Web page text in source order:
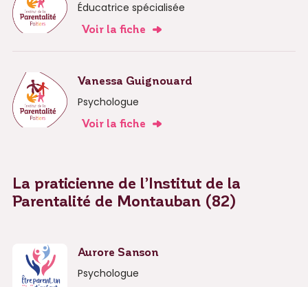
Éducatrice spécialisée
Voir la fiche
Vanessa Guignouard
Psychologue
Voir la fiche
La praticienne de l’Institut de la
Parentalité de Montauban (82)
Aurore Sanson
Psychologue